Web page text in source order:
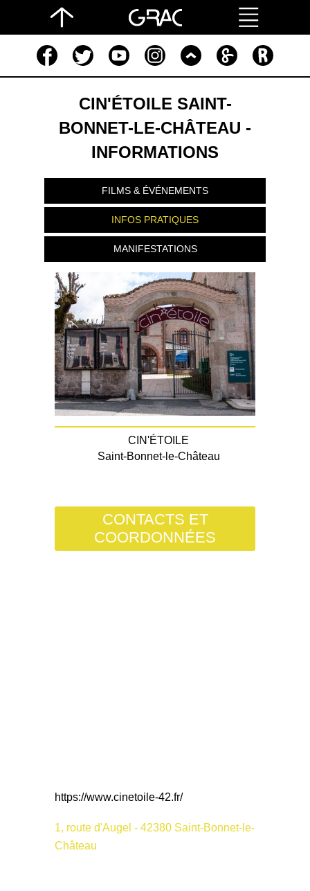
CIN'ÉTOILE SAINT-
BONNET-LE-CHÂTEAU -
INFORMATIONS
FILMS & ÉVÉNEMENTS
INFOS PRATIQUES
MANIFESTATIONS
CIN'ÉTOILE
Saint-Bonnet-le-Château
CONTACTS ET
COORDONNÉES
https://www.cinetoile-42.fr/
1, route d'Augel - 42380 Saint-Bonnet-le-
Château